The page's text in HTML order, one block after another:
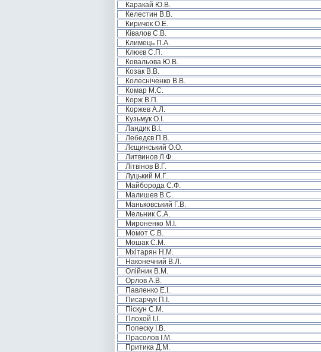
Каракай Ю.В.
Келестин В.В.
Киричок О.Е.
Ківалов С.В.
Климець П.А.
Клюєв С.П.
Ковальова Ю.В.
Козак В.В.
Колесніченко В.В.
Комар М.С.
Корж В.П.
Коржев А.Л.
Кузьмук О.І.
Ландик В.І.
Лебедєв П.В.
Лєщинський О.О.
Литвинов Л.Ф.
Літвінов В.Г.
Луцький М.Г.
Майборода С.Ф.
Малишев В.С.
Маньковський Г.В.
Мельник С.А.
Мироненко М.І.
Момот С.В.
Мошак С.М.
Мхітарян Н.М.
Наконечний В.Л.
Олійник В.М.
Орлов А.В.
Павленко Е.І.
Писарчук П.І.
Піскун С.М.
Плохой І.І.
Попеску І.В.
Прасолов І.М.
Притика Д.М.